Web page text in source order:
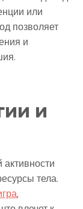
или
позволяет
и
и
тела.
,